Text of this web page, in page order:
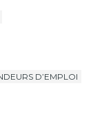
D’EMPLOI